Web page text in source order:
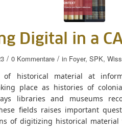
Digital in a
/ 0 Kommentare / in Foyer, SPK,
of historical material at
place as histories of
libraries and museums
fields raises important
of digitizing historical material